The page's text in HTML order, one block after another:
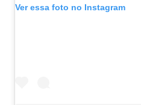
Ver essa foto no Instagram